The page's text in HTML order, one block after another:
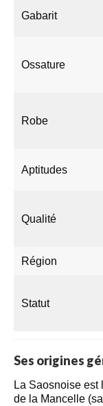
Gabarit
Ossature
Robe
Aptitudes
Qualité
Région
Statut
Ses origines
La Saosnoise est
de la Mancelle